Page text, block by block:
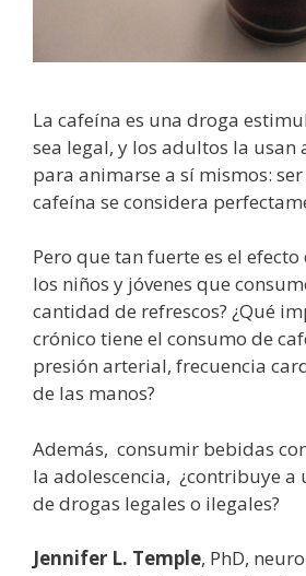
La cafeína es una droga
sea legal, y los adultos la usan
para animarse a sí mismos:
cafeína se considera
Pero que tan fuerte es el
los niños y jóvenes que
cantidad de refrescos? ¿Qué
crónico tiene el consumo de
presión arterial, frecuencia
de las manos?
Además, consumir bebidas
la adolescencia, ¿contribuye a
de drogas legales o ilegales?
Jennifer L. Temple, PhD,